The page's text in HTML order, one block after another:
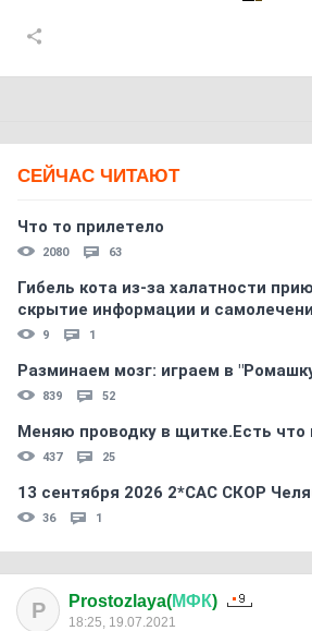
СЕЙЧАС ЧИТАЮТ
Что то прилетело
2080 63
Гибель кота из-за халатности
скрытиe информации и
9 1
Разминаем мозг: играем в
839 52
Меняю проводку в щитке.Есть что
437 25
13 сентября 2026 2*CAC СКОР
36 1
P Prostozlaya(МФК)
18:25, 19.07.2021